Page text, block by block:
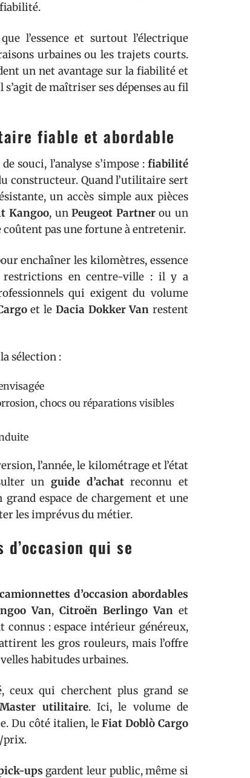
l’essence et surtout l’électrique
urbaines ou les trajets courts.
un net avantage sur la fiabilité et
de maîtriser ses dépenses au fil
fiable et abordable
souci, l’analyse s’impose : fiabilité
constructeur. Quand l’utilitaire sert
un accès simple aux pièces
Kangoo, unPeugeot Partnerou un
pas une fortune à entretenir.
enchaîner les kilomètres, essence
restrictions en centre-ville : il y a
qui exigent du volume
et le Dacia Dokker Van restent
sélection :
chocs ou réparations visibles
l’année, le kilométrage et l’état
unguide d’achatreconnu et
espace de chargement et une
les imprévus du métier.
qui se
d’occasion abordables
Van,Citroën Berlingo Van et
: espace intérieur généreux,
les gros rouleurs, mais l’offre
habitudes urbaines.
ceux qui cherchent plus grand se
utilitaire. Ici, le volume de
Du côté italien, leFiat Doblò Cargo
prix.
ups gardent leur public, même si